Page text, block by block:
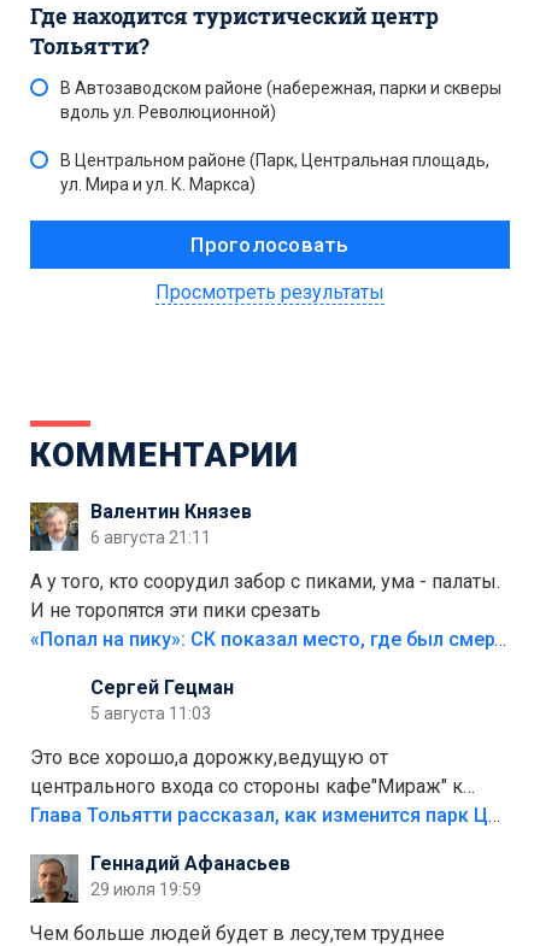
Где находится туристический центр
Тольятти?
В Автозаводском районе (набережная, парки и скверы
вдоль ул. Революционной)
В Центральном районе (Парк, Центральная площадь,
ул. Мира и ул. К. Маркса)
Просмотреть результаты
КОММЕНТАРИИ
Валентин Князев
6 августа 21:11
А у того, кто соорудил забор с пиками, ума - палаты.
И не торопятся эти пики срезать
«Попал на пику»: СК показал место, где был смертельно травмирован ребенок в Тольятти
Сергей Гецман
5 августа 11:03
Это все хорошо,а дорожку,ведущую от
центрального входа со стороны кафе"Мираж" к
аттракционам слабо доделать?А то бордюры
лежала в парке и испортилась.Да еще,видимо,часть
украли.
Глава Тольятти рассказал, как изменится парк Центрального района
Геннадий Афанасьев
29 июля 19:59
Чем больше людей будет в лесу,тем труднее